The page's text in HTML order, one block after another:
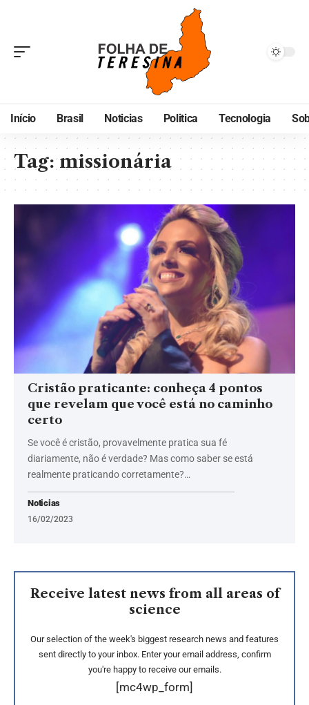
Início Brasil Noticias Politica Tecnologia
Tag:missionária
Cristão praticante: conheça 4 pontos
que revelam que você está no caminho
certo
Se você é cristão, provavelmente pratica sua fé
diariamente, não é verdade? Mas como saber se está
realmente praticando corretamente?…
Noticias
16/02/2023
Receive latest news from all areas of
science
Our selection of the week's biggest research news and features
sent directly to your inbox. Enter your email address, confirm
you're happy to receive our emails.
[mc4wp_form]